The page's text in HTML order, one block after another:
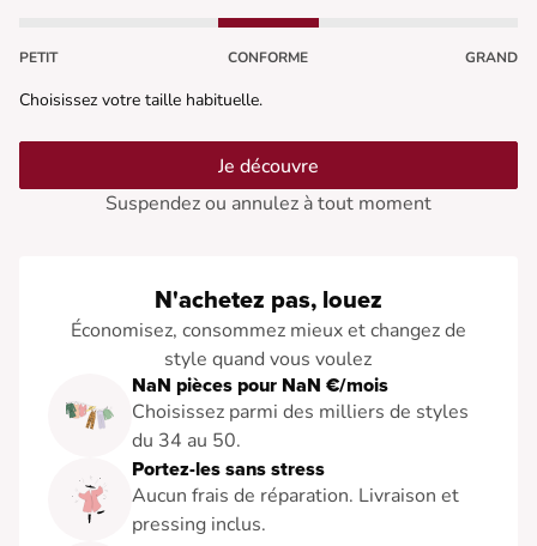
PETIT CONFORME GRAND
Choisissez votre taille habituelle.
Je découvre
Suspendez ou annulez à tout moment
N'achetez pas, louez
Économisez, consommez mieux et changez de
style quand vous voulez
NaN pièces pour NaN €/mois
Choisissez parmi des milliers de styles
du 34 au 50.
Portez-les sans stress
Aucun frais de réparation. Livraison et
pressing inclus.